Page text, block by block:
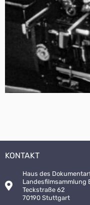
KONTAKT
Haus des
Landesfilmsammlung
Teckstraße 62
70190 Stuttgart